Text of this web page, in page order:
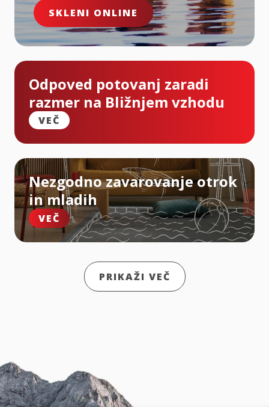
SKLENI ONLINE
Odpoved potovanj zaradi
razmer na Bližnjem vzhodu
VEČ
Nezgodno zavarovanje otrok
in mladih
VEČ
PRIKAŽI VEČ